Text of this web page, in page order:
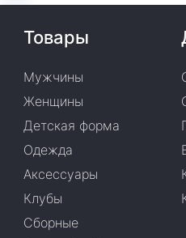
Товары
Мужчины
Женщины
Детская форма
Одежда
Аксессуары
Клубы
Сборные